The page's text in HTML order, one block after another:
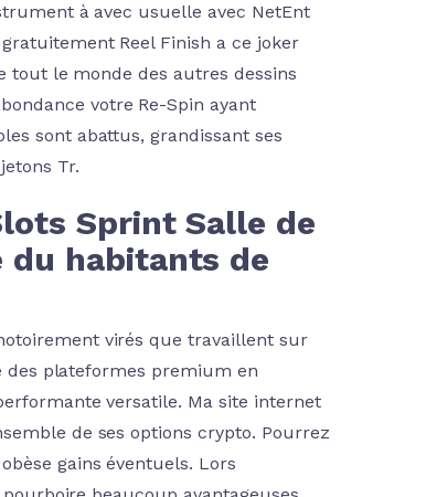
à avec usuelle avec NetEnt
Reel Finish a ce joker
le monde des autres dessins
votre Re-Spin ayant
sont abattus, grandissant ses
Tr.
Sprint Salle de
du habitants de
virés que travaillent sur
des plateformes premium en
versatile. Ma site internet
de ses options crypto. Pourrez
gains éventuels. Lors